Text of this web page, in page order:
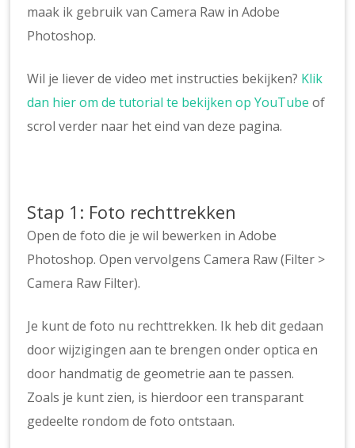
maak ik gebruik van Camera Raw in Adobe
Photoshop.
Wil je liever de video met instructies bekijken? Klik
dan hier om de tutorial te bekijken op YouTube of
scrol verder naar het eind van deze pagina.
Stap 1: Foto rechttrekken
Open de foto die je wil bewerken in Adobe
Photoshop. Open vervolgens Camera Raw (Filter >
Camera Raw Filter).
Je kunt de foto nu rechttrekken. Ik heb dit gedaan
door wijzigingen aan te brengen onder optica en
door handmatig de geometrie aan te passen.
Zoals je kunt zien, is hierdoor een transparant
gedeelte rondom de foto ontstaan.